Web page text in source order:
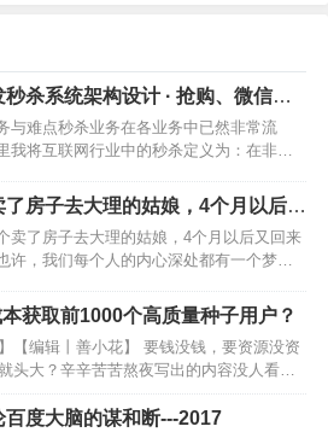
秒杀系统架构设计 · 抢购、微信红
网址、一元夺宝
与难点秒杀业务在各业务中已然非常流
我将互联网行业中的秒杀定义为：在非常
抢红包、短网址、一元夺宝、双11大促抢
本质上都可视作秒杀业务。而最近大热的
难度在于这是和…
了房子去大理的姑娘，4个月以后又
……
卖了房子去大理的姑娘，4个月以后又回来
，我们每个人的内心深处都有一个梦：
晃过这一生……不过，你真的确定这些是你
？1我一个女文青朋友年前卖了苏州的房
南大理追求…
获取前1000个高质量种子用户？
【编辑丨善小花】 要钱没钱，要资源没资
头大？辛辛苦苦熬夜写出的内容没人看，
只想褥羊毛不会反馈贡献，羊毛褥完就
但是却没有几个能够…
百度大脑的谋和断---2017